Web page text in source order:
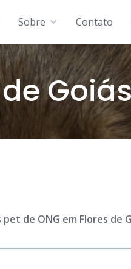
Sobre Contato
de ONG em Flores de